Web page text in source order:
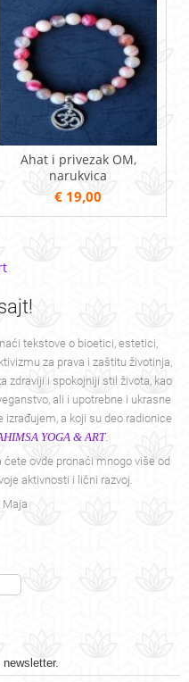
Ahat i privezak OM,
narukvica
€ 19,00
tekstove o bioetici, estetici,
za prava i zaštitu životinja,
zdraviji i spokojniji stil života, kao
ali i upotrebne i ukrasne
izrađujem, a koji su deo radionice
YOGA & ART.
ćete ovde pronaći mnogo više od
aktivnosti i lični razvoj.
Maja